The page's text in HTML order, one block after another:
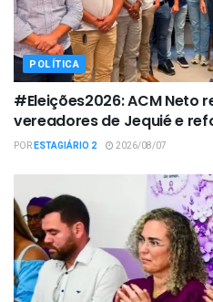
POLÍTICA
#Eleições2026: ACM Neto
vereadores de Jequié e
PORESTAGIÁRIO 2 2026/08/07